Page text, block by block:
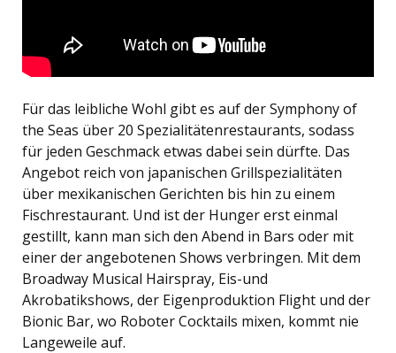
Für das leibliche Wohl gibt es auf der Symphony of
the Seas über 20 Spezialitätenrestaurants, sodass
für jeden Geschmack etwas dabei sein dürfte. Das
Angebot reich von japanischen Grillspezialitäten
über mexikanischen Gerichten bis hin zu einem
Fischrestaurant. Und ist der Hunger erst einmal
gestillt, kann man sich den Abend in Bars oder mit
einer der angebotenen Shows verbringen. Mit dem
Broadway Musical Hairspray, Eis-und
Akrobatikshows, der Eigenproduktion Flight und der
Bionic Bar, wo Roboter Cocktails mixen, kommt nie
Langeweile auf.